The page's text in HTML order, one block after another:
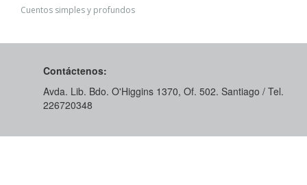
Cuentos simples y profundos
Contáctenos:
Avda. Lib. Bdo. O'Higgins 1370, Of. 502. Santiago / Tel.
226720348